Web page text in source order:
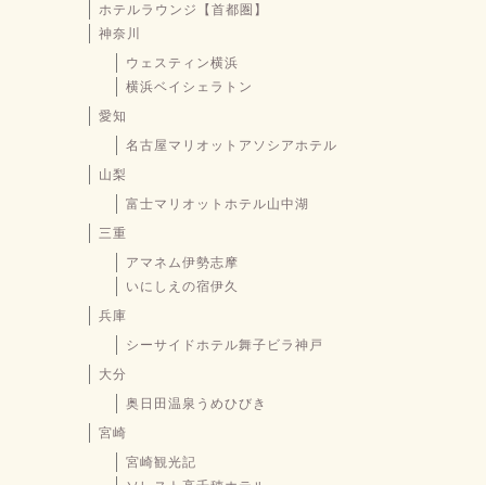
ホテルラウンジ【首都圏】
神奈川
ウェスティン横浜
横浜ベイシェラトン
愛知
名古屋マリオットアソシアホテル
山梨
富士マリオットホテル山中湖
三重
アマネム伊勢志摩
いにしえの宿伊久
兵庫
シーサイドホテル舞子ビラ神戸
大分
奥日田温泉うめひびき
宮崎
宮崎観光記